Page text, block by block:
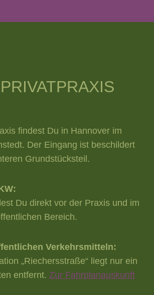
findest Du in Hannover im
Der Eingang ist beschildert
Grundstücksteil.
Du direkt vor der Praxis und im
Bereich.
Verkehrsmitteln:
„Riechersstraße“ liegt nur ein
entfernt. Zur Fahrplanauskunft